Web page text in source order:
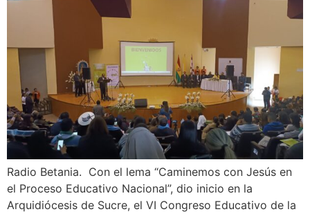
Radio Betania. Con el lema “Caminemos con Jesús en
el Proceso Educativo Nacional”, dio inicio en la
Arquidiócesis de Sucre, el VI Congreso Educativo de la